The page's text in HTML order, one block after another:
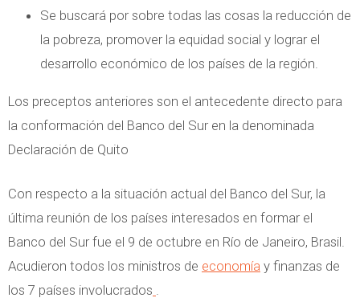
Se buscará por sobre todas las cosas la reducción de
la pobreza, promover la equidad social y lograr el
desarrollo económico de los países de la región.
Los preceptos anteriores son el antecedente directo para
la conformación del Banco del Sur en la denominada
Declaración de Quito
Con respecto a la situación actual del Banco del Sur, la
última reunión de los países interesados en formar el
Banco del Sur fue el 9 de octubre en Río de Janeiro, Brasil.
Acudieron todos los ministros de economía y finanzas de
los 7 países involucrados